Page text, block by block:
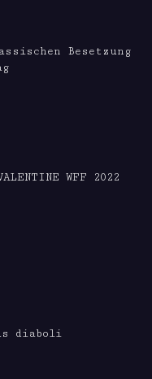
Besetzung
WFF 2022
diaboli